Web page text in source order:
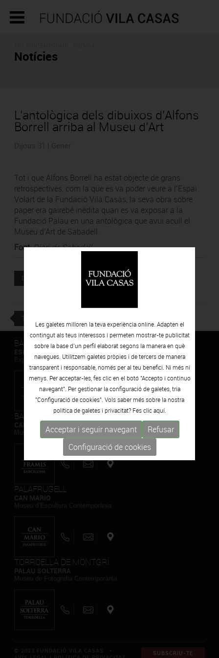
Notícies
L’antològica dels dibuixos d’Alfons
Borrell arriba al Museu d’Art
Tot i que Alfons Borrell ha estat objecte de grans
retrospectives, com la que es va poder veure a l’Espai
Volart de la Fundació Vila Casas, la seva obra sobre
paper era gairebé inèdita quan es va exposar a la
Fundació Palau en una antològica que avui acull el
Museu d’Art de Sabadell.
Font:Diari de Sabadell
DESCARREGAR Document adjunt
TORNAR
BARCELONA
Exposicions Temporals d'Art Contemporani
BARCELONA
CAN FRAMIS
Museu de Pintura Contemporània
PALAFRUGELL
TORROELLA DE MONTGRÍ
SUBSCRIU-TE
Les galetes milloren la teva experiència online. Adapten el
contingut als teus interessos i permeten mostrar-te publicitat
sobre la base d’un perfil elaborat segons la manera en què
navegues. Utilitzem galetes pròpies i de tercers de manera
transparent i responsable, només per al teu benefici. Ni més ni
menys. Per acceptar-les, fes clic en el botó "Accepto i continuo
navegant". Per gestionar la configuració de galetes, tria
"Configuració de cookies". Vols saber més sobre la nostra
política de galetes i privacitat? Fes clicaquí.
Acceptar i seguir navegant
Refusar
Configuració de cookies